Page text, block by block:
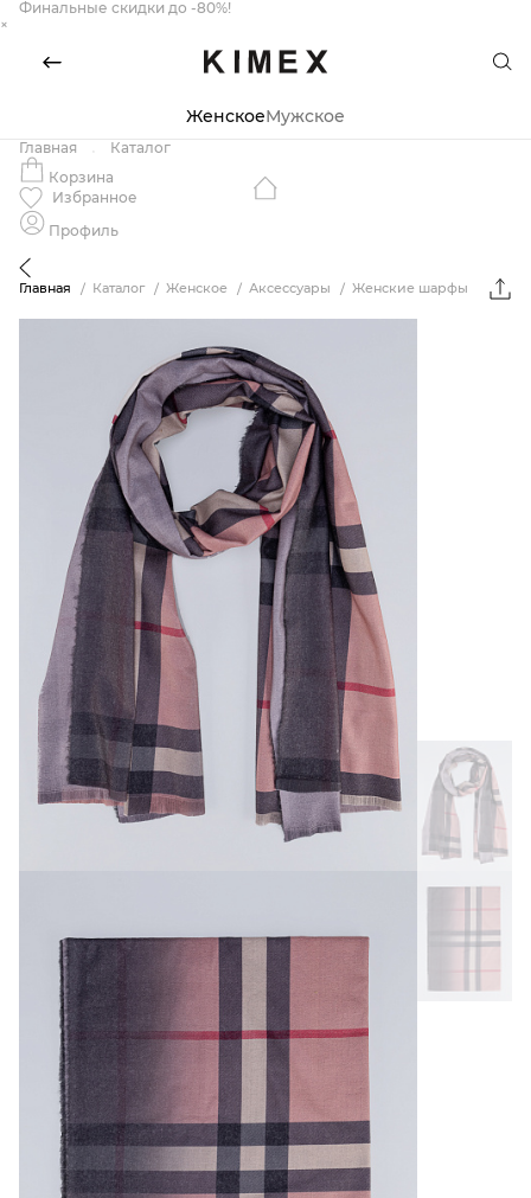
Финальные скидки до -80%!
×
ЖенскоеМужское
Главная
Каталог
Корзина
Избранное
Профиль
Главная Каталог Женское Аксессуары Женские шарфы